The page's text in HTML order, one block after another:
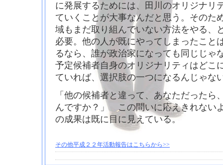
に発展するためには、田川のオリジナリ
ていくことが大事なんだと思う。そのた
域もまだ取り組んでいない方法をやる、
必要。他の人が既にやってしまったこと
るなら、誰が政治家になっても同じじゃ
予定候補者自身のオリジナリティはどこ
ていれば、選択肢の一つになるんじゃな
「他の候補者と違って、あなただった
んですか？」 この問いに応えきれない
の成果は既に目に見えている。
その他平成２２年活動報告はこちらから>>